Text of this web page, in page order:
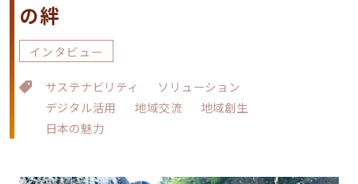
の絆
インタビュー
サステナビリティ
ソリューション
デジタル活用
地域交流
地域創生
日本の魅力